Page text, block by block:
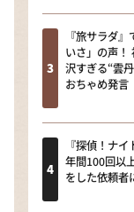
『旅サラダ
いさ」の声！
沢すぎる“雲
おちゃめ発言
『探偵！ナ
年間100回以
をした依頼